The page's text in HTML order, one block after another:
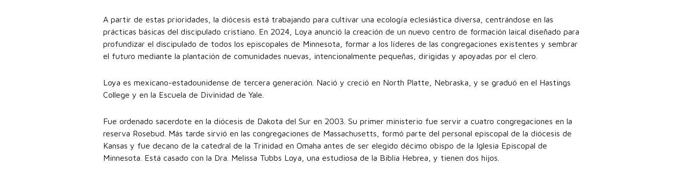
A partir de estas prioridades, la diócesis está trabajando para cultivar una ecología eclesiástica diversa, centrándose en las
prácticas básicas del discipulado cristiano. En 2024, Loya anunció la creación de un nuevo centro de formación laical diseñado para
profundizar el discipulado de todos los episcopales de Minnesota, formar a los líderes de las congregaciones existentes y sembrar
el futuro mediante la plantación de comunidades nuevas, intencionalmente pequeñas, dirigidas y apoyadas por el clero.
Loya es mexicano-estadounidense de tercera generación. Nació y creció en North Platte, Nebraska, y se graduó en el Hastings
College y en la Escuela de Divinidad de Yale.
Fue ordenado sacerdote en la diócesis de Dakota del Sur en 2003. Su primer ministerio fue servir a cuatro congregaciones en la
reserva Rosebud. Más tarde sirvió en las congregaciones de Massachusetts, formó parte del personal episcopal de la diócesis de
Kansas y fue decano de la catedral de la Trinidad en Omaha antes de ser elegido décimo obispo de la Iglesia Episcopal de
Minnesota. Está casado con la Dra. Melissa Tubbs Loya, una estudiosa de la Biblia Hebrea, y tienen dos hijos.